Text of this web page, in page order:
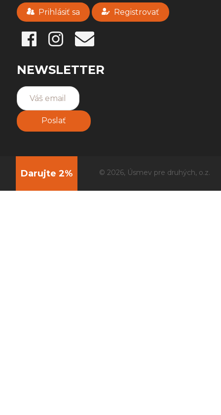
Prihlásiť sa Registrovať
NEWSLETTER
Poslať
Darujte 2% © 2026, Úsmev pre druhých, o.z.